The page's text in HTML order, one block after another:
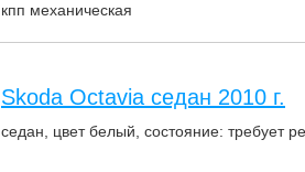
кпп механическая
Skoda Octavia седан 2010 г.
седан, цвет белый, состояние: требует